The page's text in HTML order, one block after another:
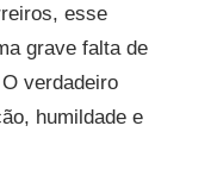
esse
grave falta de
verdadeiro
humildade e